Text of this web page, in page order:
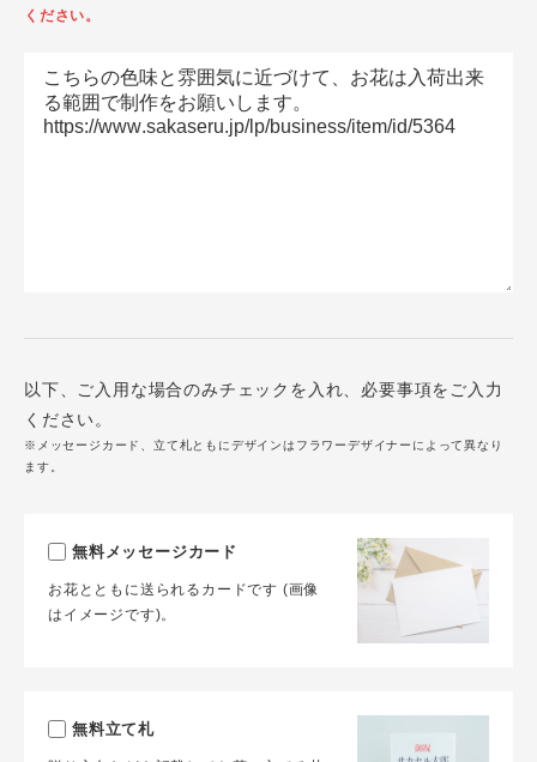
ください。
以下、ご入用な場合のみチェックを入れ、必要事項をご入力
ください。
※メッセージカード、立て札ともにデザインはフラワーデザイナーによって異なり
ます。
無料メッセージカード
お花とともに送られるカードです (画像
はイメージです)。
無料立て札